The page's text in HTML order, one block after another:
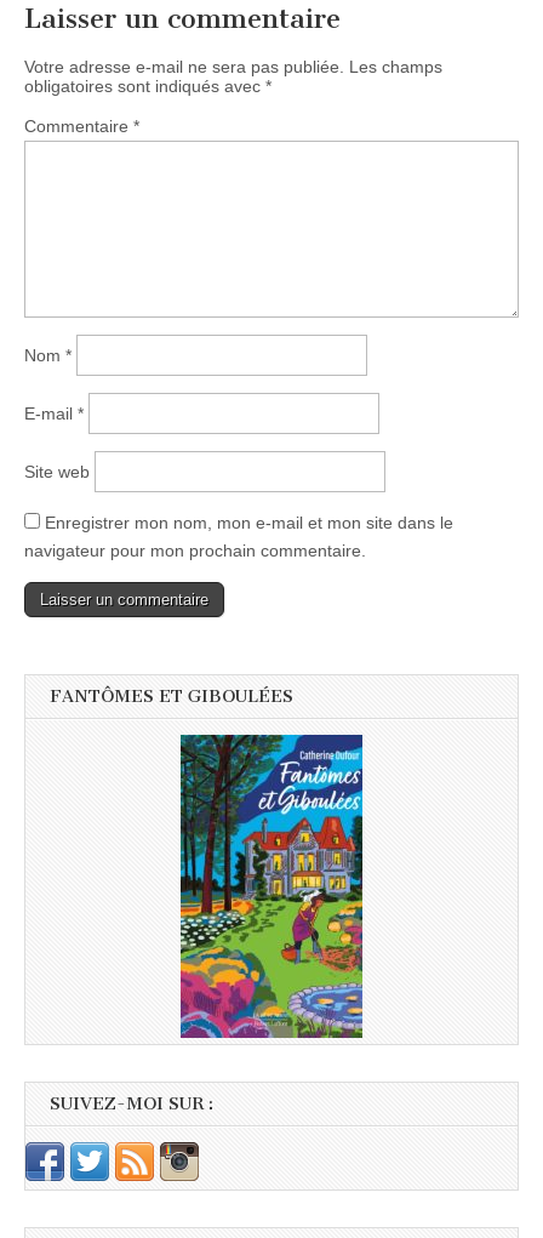
Laisser un commentaire
Votre adresse e-mail ne sera pas publiée.
Les champs
obligatoires sont indiqués avec *
Commentaire *
Nom *
E-mail *
Site web
Enregistrer mon nom, mon e-mail et mon site dans le
navigateur pour mon prochain commentaire.
FANTÔMES ET GIBOULÉES
SUIVEZ-MOI SUR :